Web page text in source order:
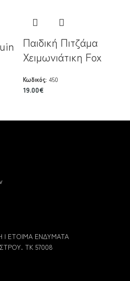
Παιδική Πιτζάμα
Χειμωνιάτικη Fox
Κωδικός: 450
19.00€
| ΕΤΟΙΜΑ ΕΝΔΥΜΑΤΑ
ΤΚ 57008